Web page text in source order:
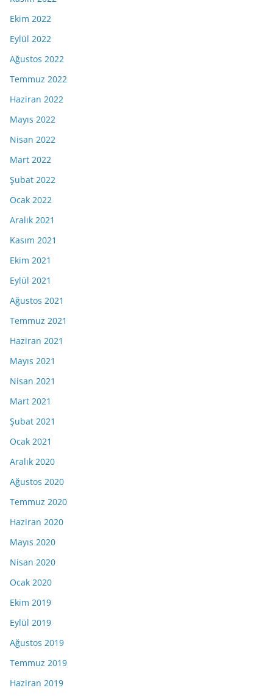
Ekim 2022
Eylül 2022
Ağustos 2022
Temmuz 2022
Haziran 2022
Mayıs 2022
Nisan 2022
Mart 2022
Şubat 2022
Ocak 2022
Aralık 2021
Kasım 2021
Ekim 2021
Eylül 2021
Ağustos 2021
Temmuz 2021
Haziran 2021
Mayıs 2021
Nisan 2021
Mart 2021
Şubat 2021
Ocak 2021
Aralık 2020
Ağustos 2020
Temmuz 2020
Haziran 2020
Mayıs 2020
Nisan 2020
Ocak 2020
Ekim 2019
Eylül 2019
Ağustos 2019
Temmuz 2019
Haziran 2019